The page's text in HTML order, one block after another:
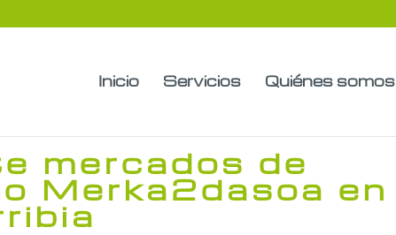
Inicio Servicios Quiénes somos
mercados de
Merka2dasoa en